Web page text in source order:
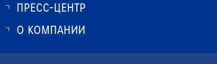
О SUZUKI
ПРЕСС-ЦЕНТР
НОВОСТИ
О КОМПАНИИ